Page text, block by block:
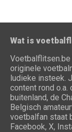
Wat is
originele
ludieke insteek.
content rond o.a.
buitenland, de
Belgisch
voetbalfan staat
Facebook, X,